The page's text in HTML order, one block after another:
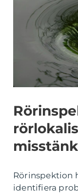
Rörinspektion
identifiera